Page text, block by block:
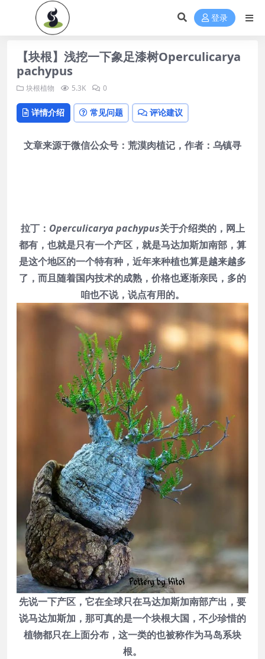
登录
【块根】浅挖一下象足漆树Operculicarya
pachypus
块根植物 5.3K 0
详情介绍 常见问题 评论建议
文章来源于微信公众号：荒漠肉植记，作者：乌镇寻
拉丁： Operculicarya pachypus关于介绍类的，网上
都有，也就是只有一个产区，就是马达加斯加南部，算
是这个地区的一个特有种，近年来种植也算是越来越多
了，而且随着国内技术的成熟，价格也逐渐亲民，多的
咱也不说，说点有用的。
先说一下产区，它在全球只在马达加斯加南部产出，要
说马达加斯加，那可真的是一个块根大国，不少珍惜的
植物都只在上面分布，这一类的也被称作为马岛系块
根。